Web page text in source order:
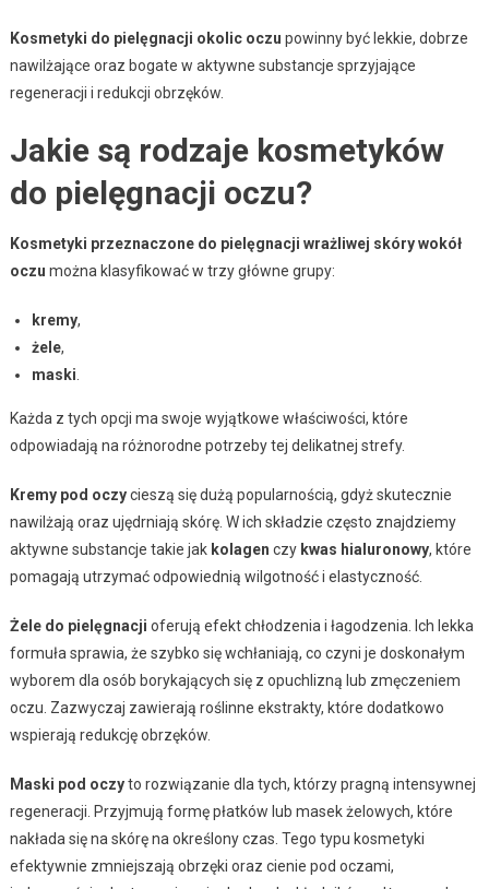
Kosmetyki do pielęgnacji okolic oczu powinny być lekkie, dobrze
nawilżające oraz bogate w aktywne substancje sprzyjające
regeneracji i redukcji obrzęków.
Jakie są rodzaje kosmetyków
do pielęgnacji oczu?
Kosmetyki przeznaczone do pielęgnacji wrażliwej skóry wokół
oczu można klasyfikować w trzy główne grupy:
kremy,
żele,
maski
Każda z tych opcji ma swoje wyjątkowe właściwości, które
odpowiadają na różnorodne potrzeby tej delikatnej strefy.
Kremy pod oczycieszą się dużą popularnością, gdyż skutecznie
nawilżają oraz ujędrniają skórę. W ich składzie często znajdziemy
aktywne substancje takie jak kolagen czy kwas hialuronowy, które
pomagają utrzymać odpowiednią wilgotność i elastyczność.
Żele do pielęgnacji oferują efekt chłodzenia i łagodzenia. Ich lekka
formuła sprawia, że szybko się wchłaniają, co czyni je doskonałym
wyborem dla osób borykających się z opuchlizną lub zmęczeniem
oczu. Zazwyczaj zawierają roślinne ekstrakty, które dodatkowo
wspierają redukcję obrzęków.
Maski pod oczyto rozwiązanie dla tych, którzy pragną intensywnej
regeneracji. Przyjmują formę płatków lub masek żelowych, które
nakłada się na skórę na określony czas. Tego typu kosmetyki
efektywnie zmniejszają obrzęki oraz cienie pod oczami,